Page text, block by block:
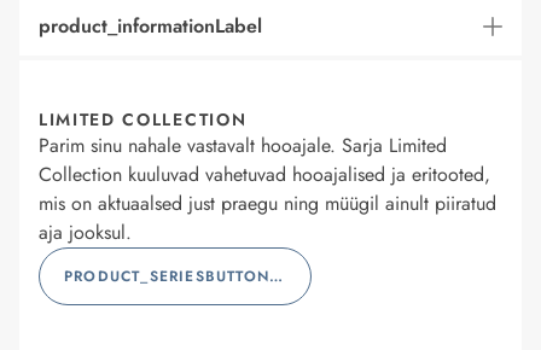
product_informationLabel
LIMITED COLLECTION
Parim sinu nahale vastavalt hooajale. Sarja Limited
Collection kuuluvad vahetuvad hooajalised ja eritooted,
mis on aktuaalsed just praegu ning müügil ainult piiratud
aja jooksul.
PRODUCT_SERIESBUTTONLABEL